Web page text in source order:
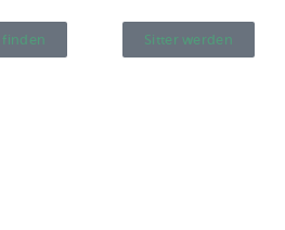
finden Sitter werden